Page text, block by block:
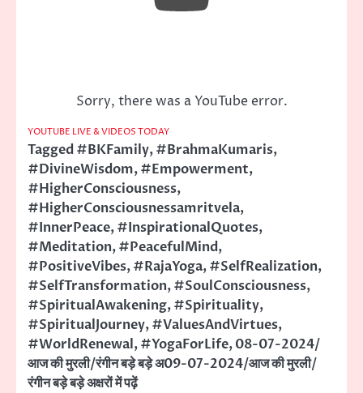
Sorry, there was a YouTube error.
YOUTUBE LIVE & VIDEOS TODAY
Tagged#BKFamily,#BrahmaKumaris,
#DivineWisdom,#Empowerment,
#HigherConsciousness,
#HigherConsciousnessamritvela,
#InnerPeace,#InspirationalQuotes,
#Meditation,#PeacefulMind,
#PositiveVibes,#RajaYoga,#SelfRealization,
#SelfTransformation,#SoulConsciousness,
#SpiritualAwakening,#Spirituality,
#SpiritualJourney,#ValuesAndVirtues,
#WorldRenewal,#YogaForLife,08-07-2024/
आज की मुरली/रंगीन बड़े बड़े अ09-07-2024/आज की मुरली/
रंगीन बड़े बड़े अक्षरों में पढ़ें